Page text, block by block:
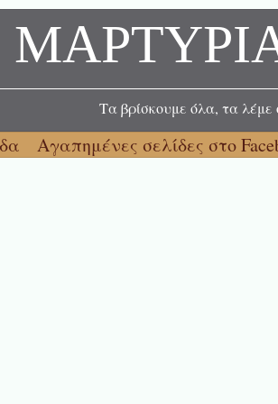
Τα βρίσκουμε όλα, τα λέμε
Αγαπημένες σελίδες στο